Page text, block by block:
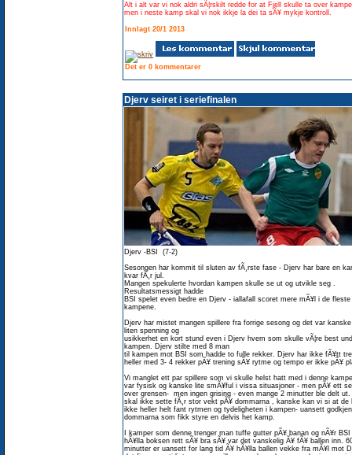
Alt i alt var vi nok aldri sÃ¦rskilt redde for at Fjell skulle ta over
men i neste kamp skal vi nok ikkje la dei ta sÃ¥ mykje kontroll.
Innlagt 20/1 2013
Det er 0 kommentarer
Djerv seiret i seriefinalen
Djerv -BSI (7-2)
Sesongen har kommit til sluten av fÃ¸rste fase - Djerv har bare en
kvar fÃ¸r jul.
Mangen spekulerte hvordan kampen skulle se ut og utvikle seg .
Resultatsmessigt hadde
BSI spelet even bedre en Djerv - iallafall scoret mere mÃ¥l i de fleste
kampene.
Djerv har mistet mangen spillere fra forrige sesong og det var
liten spenning og
usikkerhet en kort stund even i Djerv hvem som skulle vÃ¦re best
kampen. Djerv stilte med 8 man
til kampen mot BSI som hadde to fulle rekker. Djerv har ikke fÃ¥tt
heller med 3- 4 rekker pÃ¥ trening sÃ¥ rytme og tempo er ikke pÃ¥
Vi manglet ett par spillere som vi skulle helst hatt med i denne
var fysisk og kanske lite smÃ¥ful i vissa situasjoner - men pÃ¥ ett
over grensen- men ingen grising - even mange 2 minutter ble delt ut.
skal ikke sette fÃ¸r stor vekt pÃ¥ dommarna , kanske kan vi si at de
ikke heller helt fant rytmen og tydeligheten i kampen- uansett
dommarna som fikk styre en delvis het kamp.
I kamper som denne trenger man tuffe gutter pÃ¥ banan og nÃ¥r BSI
hÃ¥lla boksen rett sÃ¥ bra sÃ¥ var det vanskelig Ã¥ fÃ¥ ballen inn.
minutter er uansett for lang tid Ã¥ hÃ¥lla ballen vekke fra mÃ¥l mot